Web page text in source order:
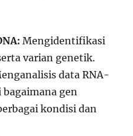
Mengidentifikasi
varian genetik.
data RNA-
gen
kondisi dan